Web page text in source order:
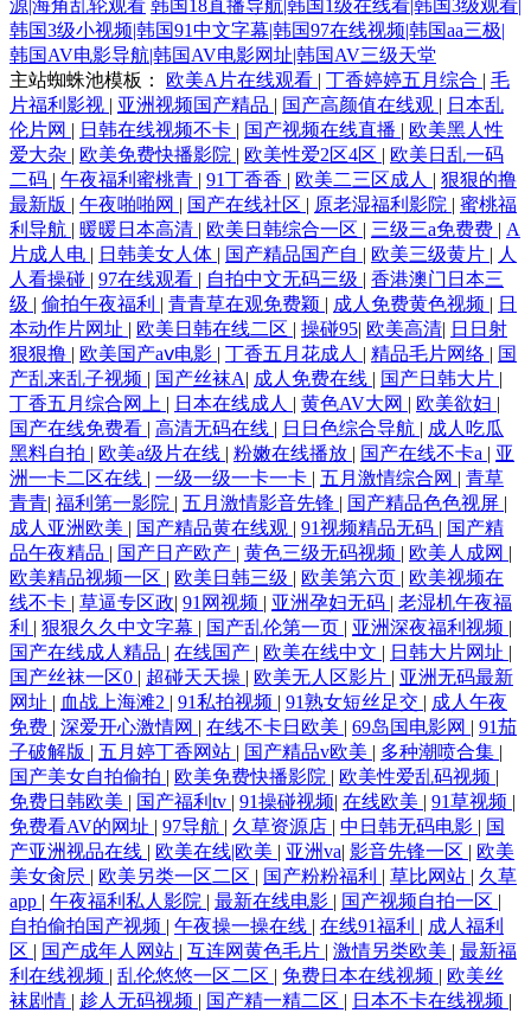
源|海角乱轮观看 韩国18直播导航|韩国1级在线看|韩国3级观看|
韩国3级小视频|韩国91中文字幕|韩国97在线视频|韩国aa三极|
韩国AV电影导航|韩国AV电影网址|韩国AV三级天堂
主站蜘蛛池模板： 欧美A片在线观看 | 丁香婷婷五月综合 | 毛
片福利影视 | 亚洲视频国产精品 | 国产高颜值在线观 | 日本乱
伦片网 | 日韩在线视频不卡 | 国产视频在线直播 | 欧美黑人性
爱大杂 | 欧美免费快播影院 | 欧美性爱2区4区 | 欧美日乱一码
二码 | 午夜福利蜜桃青 | 91丁香香 | 欧美二三区成人 | 狠狠的撸
最新版 | 午夜啪啪网 | 国产在线社区 | 原老湿福利影院 | 蜜桃福
利导航 | 暖暖日本高清 | 欧美日韩综合一区 | 三级三a免费费 | A
片成人电 | 日韩美女人体 | 国产精品国产自 | 欧美三级黄片 | 人
人看操碰 | 97在线观看 | 自拍中文无码三级 | 香港澳门日本三
级 | 偷拍午夜福利 | 青青草在观免费颖 | 成人免费黄色视频 | 日
本动作片网址 | 欧美日韩在线二区 | 操碰95| 欧美高清| 日日射
狠狠撸 | 欧美国产aⅴ电影 | 丁香五月花成人 | 精品毛片网络 | 国
产乱来乱子视频 | 国产丝袜A| 成人免费在线 | 国产日韩大片 |
丁香五月综合网上 | 日本在线成人 | 黄色AV大网 | 欧美欲妇 |
国产在线免费看 | 高清无码在线 | 日日色综合导航 | 成人吃瓜
黑料自拍 | 欧美a级片在线 | 粉嫩在线播放 | 国产在线不卡a | 亚
洲一卡二区在线 | 一级一级一卡一卡 | 五月激情综合网 | 青草
青青| 福利第一影院 | 五月激情影音先锋 | 国产精品色色视屏 |
成人亚洲欧美 | 国产精品黄在线观 | 91视频精品无码 | 国产精
品午夜精品 | 国产日产欧产 | 黄色三级无码视频 | 欧美人成网 |
欧美精品视频一区 | 欧美日韩三级 | 欧美第六页 | 欧美视频在
线不卡 | 草逼专区政| 91网视频 | 亚洲孕妇无码 | 老湿机午夜福
利 | 狠狠久久中文字幕 | 国产乱伦第一页 | 亚洲深夜福利视频 |
国产在线成人精品 | 在线国产 | 欧美在线中文 | 日韩大片网址 |
国产丝袜一区0 | 超碰天天操 | 欧美无人区影片 | 亚洲无码最新
网址 | 血战上海滩2 | 91私拍视频 | 91熟女短丝足交 | 成人午夜
免费 | 深爱开心激情网 | 在线不卡日欧美 | 69岛国电影网 | 91茄
子破解版 | 五月婷丁香网站 | 国产精品v欧美 | 多种潮喷合集 |
国产美女自拍偷拍 | 欧美免费快播影院 | 欧美性爱乱码视频 |
免费日韩欧美 | 国产福利tv | 91操碰视频| 在线欧美 | 91草视频 |
免费看AV的网址 | 97导航 | 久草资源店 | 中日韩无码电影 | 国
产亚洲视品在线 | 欧美在线|欧美 | 亚洲va| 影音先锋一区 | 欧美
美女肏屄 | 欧美另类一区二区 | 国产粉粉福利 | 草比网站 | 久草
app | 午夜福利私人影院 | 最新在线电影 | 国产视频自拍一区 |
自拍偷拍国产视频 | 午夜操一操在线 | 在线91福利 | 成人福利
区 | 国产成年人网站 | 互连网黄色毛片 | 激情另类欧美 | 最新福
利在线视频 | 乱伦悠悠一区二区 | 免费日本在线视频 | 欧美丝
袜剧情 | 趁人无码视频 | 国产精一精二区 | 日本不卡在线视频 |